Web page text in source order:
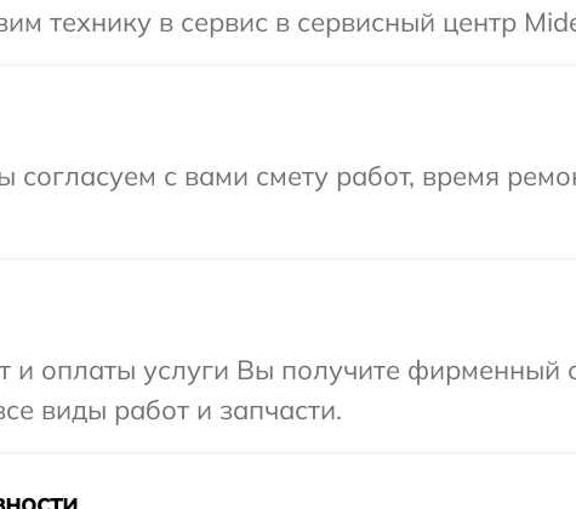
технику в сервис в сервисный центр
согласуем с вами смету работ, время
и оплаты услуги Вы получите фирменный
виды работ и запчасти.